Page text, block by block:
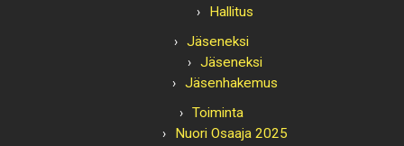
Hallitus
Jäseneksi
Jäseneksi
Jäsenhakemus
Toiminta
Nuori Osaaja 2025